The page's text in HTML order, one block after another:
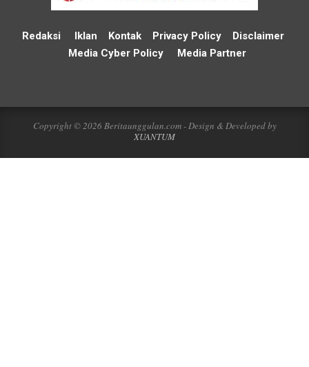
Redaksi Iklan Kontak Privacy Policy
Disclaimer
Media Cyber Policy
Media Partner
Copyright © 2026 Beritaunggulan.com - Design & Developed by
XUANTUM